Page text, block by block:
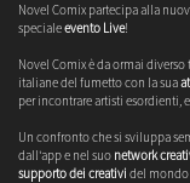
Novel Comix partecipa alla
specialeevento Live!
Novel Comix è da ormai
italiane del fumetto con la sua
per incontrare artisti esordienti,
Un confronto che si sviluppa
dall'app e nel suo network
supporto dei creativi del